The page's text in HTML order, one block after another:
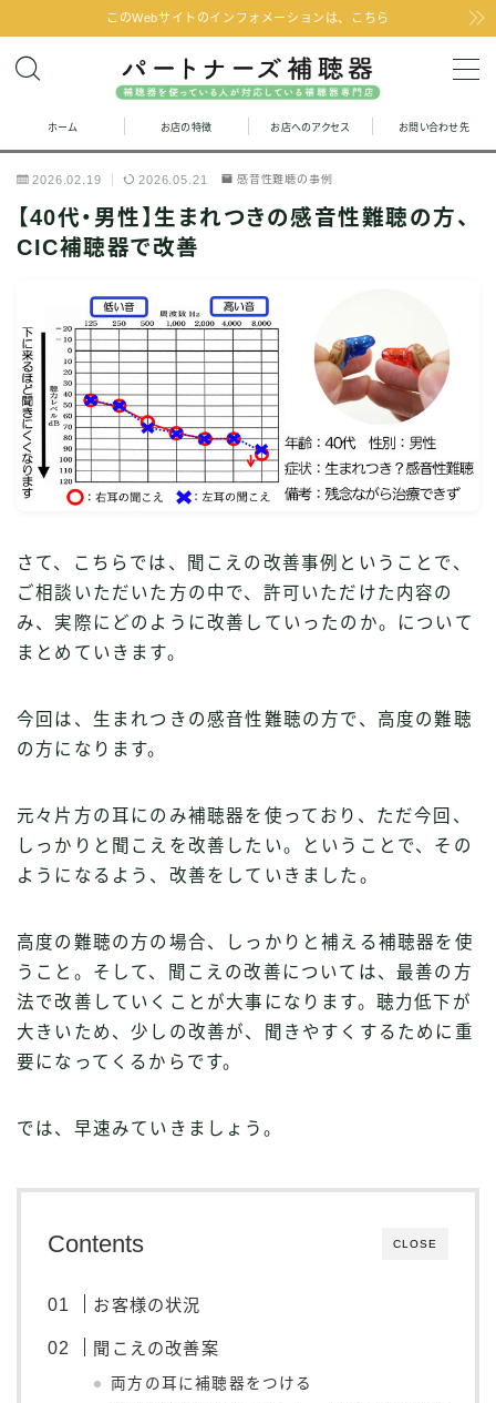
このWebサイトのインフォメーションは、こちら
MENU
お問い合わせ
お店の特徴
聞こえの改善と補聴器のFAQ
お客様の声
取り扱い補聴器
ホーム お店の特徴 お店へのアクセス お問い合わせ先
2026.02.19 2026.05.21 感音性難聴の事例
【40代・男性】生まれつきの感音性難聴の方、
CIC補聴器で改善
さて、こちらでは、聞こえの改善事例ということで、
ご相談いただいた方の中で、許可いただけた内容の
み、実際にどのように改善していったのか。について
まとめていきます。
今回は、生まれつきの感音性難聴の方で、高度の難聴
の方になります。
元々片方の耳にのみ補聴器を使っており、ただ今回、
しっかりと聞こえを改善したい。ということで、その
ようになるよう、改善をしていきました。
高度の難聴の方の場合、しっかりと補える補聴器を使
うこと。そして、聞こえの改善については、最善の方
法で改善していくことが大事になります。聴力低下が
大きいため、少しの改善が、聞きやすくするために重
要になってくるからです。
では、早速みていきましょう。
CLOSE
Contents
お客様の状況
聞こえの改善案
両方の耳に補聴器をつける